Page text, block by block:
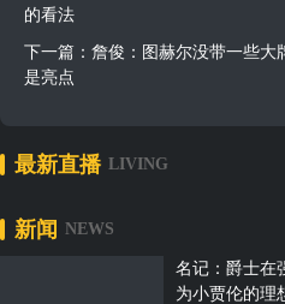
的看法
下一篇： 詹俊：图赫尔没带一些大
是亮点
最新直播 LIVING
新闻 NEWS
名记：爵士在
为小贾伦的理